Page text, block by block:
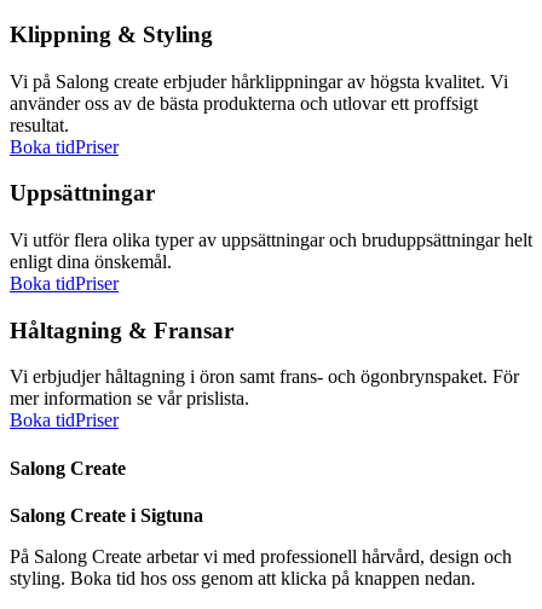
Klippning & Styling
Vi på Salong create erbjuder hårklippningar av högsta kvalitet. Vi
använder oss av de bästa produkterna och utlovar ett proffsigt
resultat.
Boka tidPriser
Uppsättningar
Vi utför flera olika typer av uppsättningar och bruduppsättningar helt
enligt dina önskemål.
Boka tidPriser
Håltagning & Fransar
Vi erbjudjer håltagning i öron samt frans- och ögonbrynspaket. För
mer information se vår prislista.
Boka tidPriser
Salong Create
Salong Create i Sigtuna
På Salong Create arbetar vi med professionell hårvård, design och
styling. Boka tid hos oss genom att klicka på knappen nedan.